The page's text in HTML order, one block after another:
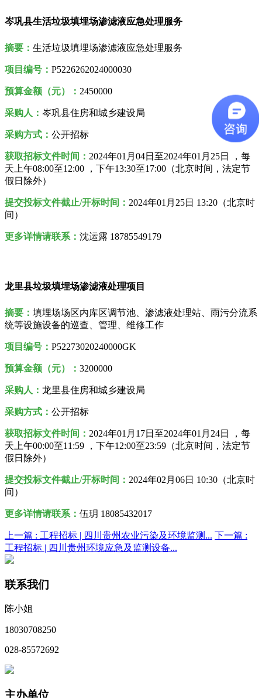
岑巩县生活垃圾填埋场渗滤液应急处理服务
摘要： 生活垃圾填埋场渗滤液应急处理服务
项目编号： P5226262024000030
预算金额（元）： 2450000
采购人 ： 岑巩县住房和城乡建设局
采购方式： 公开招标
获取招标文件时间： 2024年01月04日至2024年01月25日 ，每
天上午08:00至12:00 ，下午13:30至17:00（北京时间，法定节
假日除外）
提交投标文件截止/开标时间： 2024年01月25日 13:20（北京时
间）
更多详情请联系： 沈运露 18785549179
龙里县垃圾填埋场渗滤液处理项目
摘要： 填埋场场区内库区调节池、渗滤液处理站、雨污分流系
统等设施设备的巡查、管理、维修工作
项目编号： P52273020240000GK
预算金额（元）： 3200000
采购人 ： 龙里县住房和城乡建设局
采购方式： 公开招标
获取招标文件时间： 2024年01月17日至2024年01月24日 ，每
天上午00:00至11:59 ，下午12:00至23:59（北京时间，法定节
假日除外）
提交投标文件截止/开标时间： 2024年02月06日 10:30（北京时
间）
更多详情请联系： 伍玥 18085432017
上一篇 : 工程招标 | 四川贵州农业污染及环境监测... 下一篇 :
工程招标 | 四川贵州环境应急及监测设备...
联系我们
陈小姐
18030708250
028-85572692
主办单位